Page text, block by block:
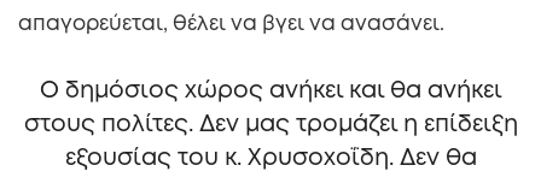
απαγορεύεται, θέλει να βγει να ανασάνει.
Ο δημόσιος χώρος ανήκει και θα ανήκει
στους πολίτες. Δεν μας τρομάζει η επίδειξη
εξουσίας του κ. Χρυσοχοΐδη. Δεν θα